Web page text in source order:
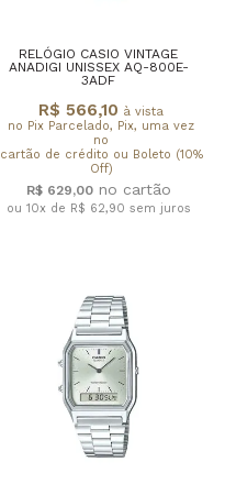
RELÓGIO CASIO VINTAGE
ANADIGI UNISSEX AQ-800E-
3ADF
R$ 566,10 à vista
no Pix Parcelado, Pix, uma vez
no
cartão de crédito ou Boleto (10%
Off)
R$ 629,00
ou 10x de R$ 62,90 sem juros